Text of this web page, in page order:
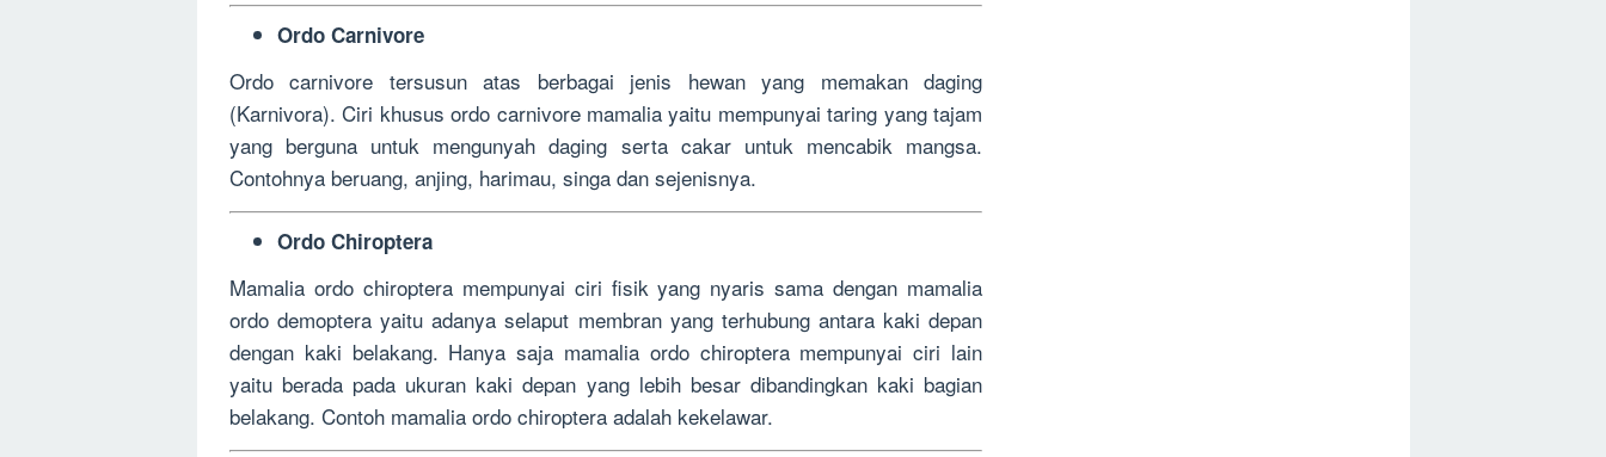
Ordo Carnivore
Ordo carnivore tersusun atas berbagai jenis hewan yang memakan daging
(Karnivora). Ciri khusus ordo carnivore mamalia yaitu mempunyai taring yang tajam
yang berguna untuk mengunyah daging serta cakar untuk mencabik mangsa.
Contohnya beruang, anjing, harimau, singa dan sejenisnya.
Ordo Chiroptera
Mamalia ordo chiroptera mempunyai ciri fisik yang nyaris sama dengan mamalia
ordo demoptera yaitu adanya selaput membran yang terhubung antara kaki depan
dengan kaki belakang. Hanya saja mamalia ordo chiroptera mempunyai ciri lain
yaitu berada pada ukuran kaki depan yang lebih besar dibandingkan kaki bagian
belakang. Contoh mamalia ordo chiroptera adalah kekelawar.